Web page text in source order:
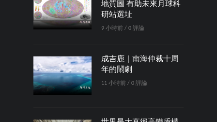
地質圖 有助未來月球科
研站選址
9 小時前 / 0 評論
成吉鹿｜南海仲裁十周
年的鬧劇
11 小時前 / 0 評論